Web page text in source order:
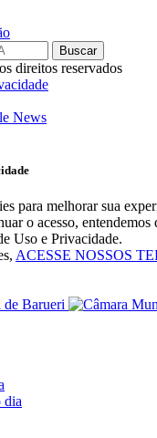
direitos reservados
para melhorar sua
o acesso, entendemos
Uso e Privacidade.
ACESSE NOSSOS
dia